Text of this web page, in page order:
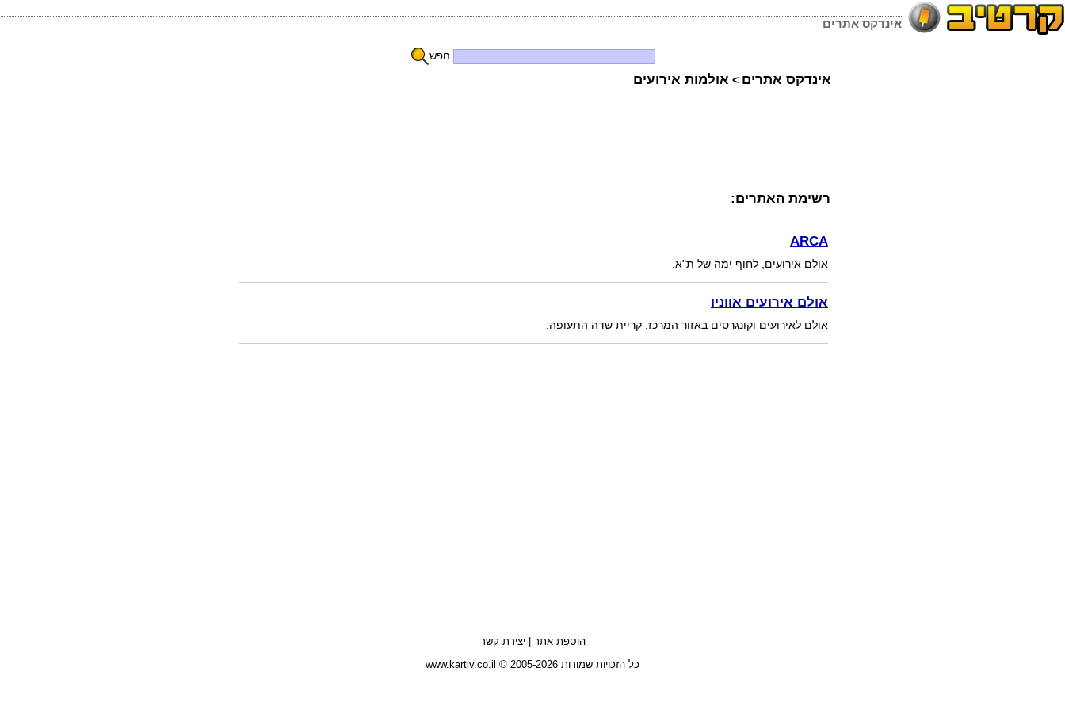
אינדקס אתרים
חפש
אינדקס אתרים > אולמות אירועים
רשימת האתרים:
ARCA
אולם אירועים, לחוף ימה של ת"א.
אולם אירועים אווניו
אולם לאירועים וקונגרסים באזור המרכז, קריית שדה התעופה.
הוספת אתר |יצירת קשר
כל הזכויות שמורות 2005-2026 © www.kartiv.co.il